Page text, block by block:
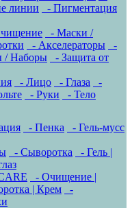
линии
- Пигментация
- Маски /
- Акселераторы
-
/ Наборы
- Защита от
- Лицо - Глаза
-
- Руки
- Тело
- Пенка
- Гель-мусс
- Сыворотка
- Гель |
- Очищение |
| Крем
-